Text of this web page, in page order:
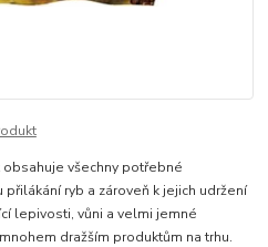
obsahuje všechny potřebné
ryb a zároveň k jejich udržení
lepivosti, vůni a velmi jemné
dražším produktům na trhu.